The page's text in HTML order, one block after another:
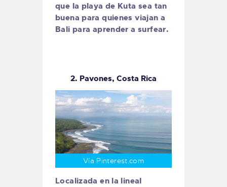
que la playa de Kuta sea tan
buena para quienes viajan a
Bali para aprender a surfear.
2. Pavones, Costa Rica
Vía Pinterest.com
Localizada en la lineal